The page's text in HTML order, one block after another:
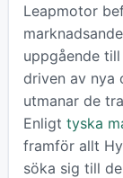
Leapmotor
uppgående
driven av nya
utmanar de
Enligt tyska
framför allt
söka sig till